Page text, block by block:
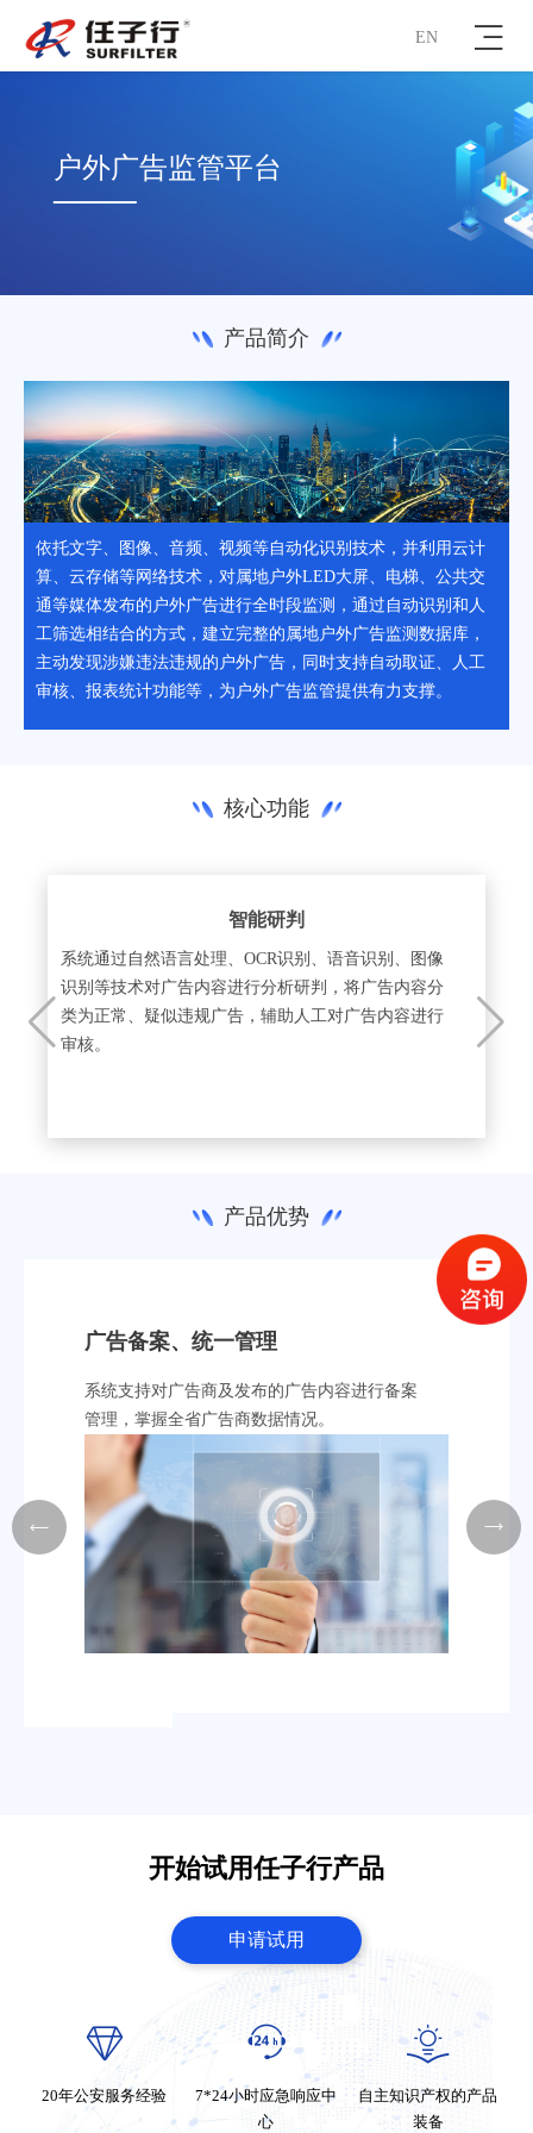
EN
户外广告监管平台
产品简介
依托文字、图像、音频、视频等自动化识别技术，并利用云计
算、云存储等网络技术，对属地户外LED大屏、电梯、公共交
通等媒体发布的户外广告进行全时段监测，通过自动识别和人
工筛选相结合的方式，建立完整的属地户外广告监测数据库，
主动发现涉嫌违法违规的户外广告，同时支持自动取证、人工
审核、报表统计功能等，为户外广告监管提供有力支撑。
核心功能
智能研判
系统通过自然语言处理、OCR识别、语音识别、图像
识别等技术对广告内容进行分析研判，将广告内容分
类为正常、疑似违规广告，辅助人工对广告内容进行
审核。
产品优势
同时系统内部集成前
前端采集探针的统
广告备案、统一管理
系统支持对广告商及发布的广告内容进行备案
管理，掌握全省广告商数据情况。
能够进行预警提
开始试用任子行产品
申请试用
20年公安服务经验
7*24小时应急响应中
心
自主知识产权的产品
装备